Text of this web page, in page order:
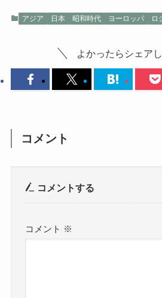
アジア 日本 昭和時代 ヨーロッパ ロ
よかったらシェアし
コメント
コメントする
コメント ※